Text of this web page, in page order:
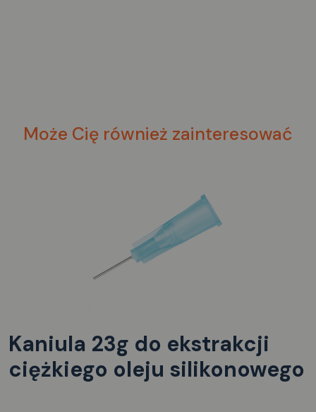
Może Cię również zainteresować
Kaniula 23g do ekstrakcji
ciężkiego oleju silikonowego